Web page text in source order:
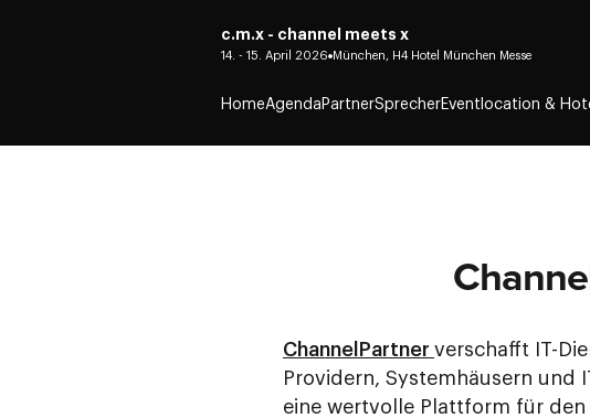
c.m.x - channel meets x
14. - 15. April 2026 München, H4 Hotel München Messe
HomeAgenda PartnerSprecherEventlocation &
ChannelPartner verschafft IT-
Providern, Systemhäusern
eine wertvolle Plattform für